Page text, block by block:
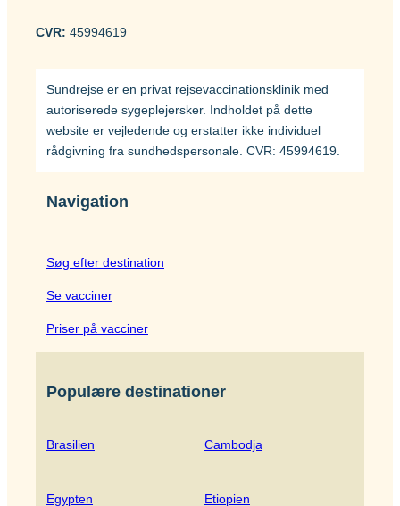
CVR: 45994619
Sundrejse er en privat rejsevaccinationsklinik med
autoriserede sygeplejersker. Indholdet på dette
website er vejledende og erstatter ikke individuel
rådgivning fra sundhedspersonale. CVR: 45994619.
Navigation
Søg efter destination
Se vacciner
Priser på vacciner
Populære destinationer
Brasilien Cambodja
Egypten Etiopien